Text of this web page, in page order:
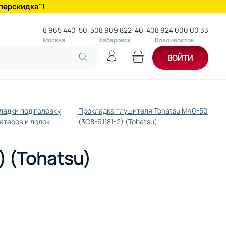
8 965 440-50-50
Москва
8 909 822-40-40
Хабаровск
8 924 000 00 33
Владивосток
ВОЙТИ
под головку
и лодок
Прокладка глушителя Tohatsu M40-50
(3C8-61181-2) (Tohatsu)
(Tohatsu)